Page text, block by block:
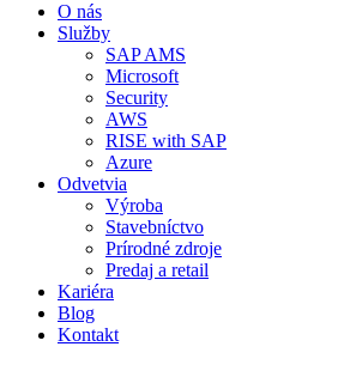
O nás
Služby
SAP AMS
Microsoft
Security
AWS
RISE with SAP
Azure
Odvetvia
Výroba
Stavebníctvo
Prírodné zdroje
Predaj a retail
Kariéra
Blog
Kontakt